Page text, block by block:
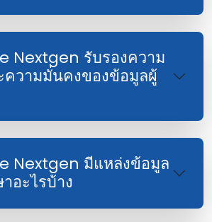
Nextgen รับรองความ
วามมั่นคงของข้อมูลผู้
Nextgen มีแหล่งข้อมูล
อะไรบ้าง